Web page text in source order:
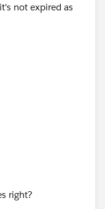
not expired as
right?